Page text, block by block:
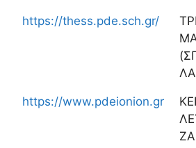
https://thess.pde.sch.gr/
https://www.pdeionion.gr